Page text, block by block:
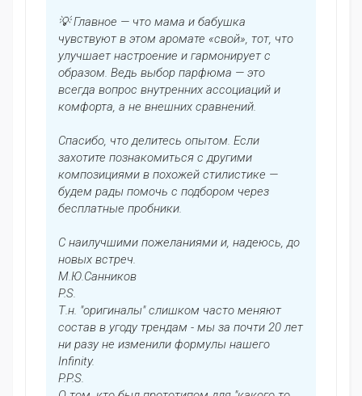
💡 Главное — что мама и бабушка
чувствуют в этом аромате «свой», тот, что
улучшает настроение и гармонирует с
образом. Ведь выбор парфюма — это
всегда вопрос внутренних ассоциаций и
комфорта, а не внешних сравнений.
Спасибо, что делитесь опытом. Если
захотите познакомиться с другими
композициями в похожей стилистике —
будем рады помочь с подбором через
бесплатные пробники.
С наилучшими пожеланиями и, надеюсь, до
новых встреч.
М.Ю.Санников
P.S.
Т.н. "оригиналы" слишком часто меняют
состав в угоду трендам - мы за почти 20 лет
ни разу не изменили формулы нашего
Infinity.
P.P.S.